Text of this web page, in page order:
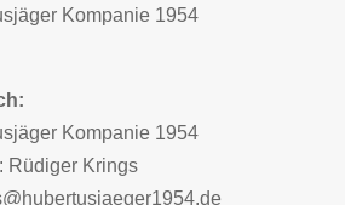
Kompanie 1954
Kompanie 1954
Rüdiger Krings